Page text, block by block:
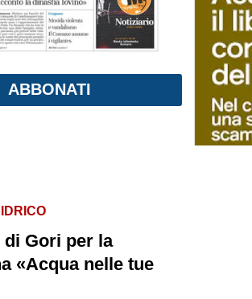
ABBONATI
di Gori per la
«Acqua nelle tue